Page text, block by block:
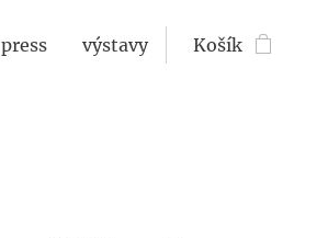
press výstavy Košík